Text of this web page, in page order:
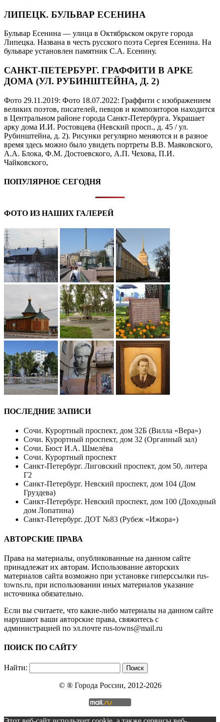
ЛИПЕЦК. БУЛЬВАР ЕСЕНИНА
Бульвар Есенина — улица в Октябрьском округе города
Липецка. Названа в честь русского поэта Сергея Есенина. На
бульваре установлен памятник С.А. Есенину.
САНКТ-ПЕТЕРБУРГ. ГРАФФИТИ В АРКЕ
ДОМА (​УЛ. РУБИНШТЕЙНА, Д. 2)
Фото 29.11.2019: Фото 18.07.2022: Граффити с изображением
великих поэтов, писателей, певцов и композиторов находится
в Центральном районе города Санкт-Петербурга. Украшает
арку дома И.И. Ростовцева (Невский просп., д. 45 / ​ул.
Рубинштейна, д. 2). Рисунки регулярно меняются и в разное
время здесь можно было увидеть портреты В.В. Маяковского,
А.А. Блока, Ф.М. Достоевского, А.П. Чехова, П.И.
Чайковского,
ПОПУЛЯРНОЕ СЕГОДНЯ
ФОТО ИЗ НАШИХ ГАЛЕРЕЙ
ПОСЛЕДНИЕ ЗАПИСИ
Сочи. Курортный проспект, дом 32Б (Вилла «Вера»)
Сочи. Курортный проспект, дом 32 (Органный зал)
Сочи. Бюст И.А. Шмелёва
Сочи. Курортный проспект
Санкт-Петербург. Лиговский проспект, дом 50, литера
Г2
Санкт-Петербург. Невский проспект, дом 104 (Дом
Груздева)
Санкт-Петербург. Невский проспект, дом 100 (Доходный
дом Лопатина)
Санкт-Петербург. ДОТ №83 (Рубеж «Ижора»)
АВТОРСКИЕ ПРАВА
Права на материалы, опубликованные на данном сайте
принадлежат их авторам. Использование авторских
материалов сайта возможно при установке гиперссылки rus-
towns.ru, при использовании иных материалов указание
источника обязательно.
Если вы считаете, что какие-либо материалы на данном сайте
нарушают ваши авторские права, свяжитесь с
администрацией по эл.почте rus-towns@mail.ru
ПОИСК ПО САЙТУ
Найти:
© ® Города России, 2012-2026